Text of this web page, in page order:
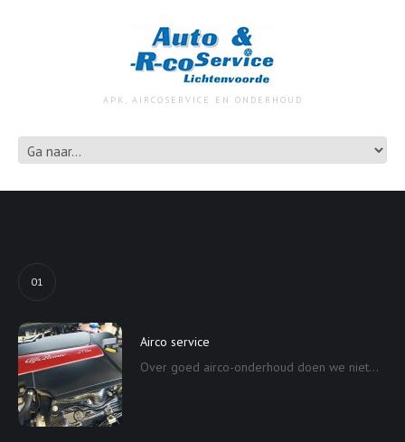
APK, AIRCOSERVICE EN ONDERHOUD
01
Airco service
Over goed airco-onderhoud doen we niet...